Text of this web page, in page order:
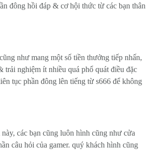
đông hồi đáp & cơ hội thức từ các bạn thân
như mang một số tiền thưởng tiếp nhấn,
trải nghiệm ít nhiều quá phổ quát điều đặc
tục phần đông lên tiếng từ s666 để không
các bạn cũng luôn hình cũng như cửa
câu hỏi của gamer. quý khách hình cũng